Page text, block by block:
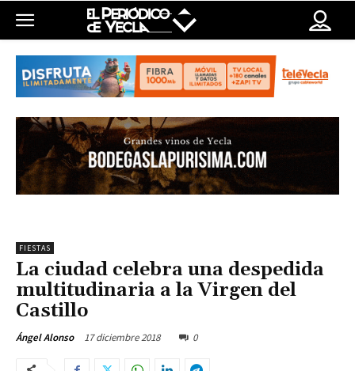
FIESTAS
La ciudad celebra una despedida
multitudinaria a la Virgen del
Castillo
Ángel Alonso 17 diciembre 2018 0